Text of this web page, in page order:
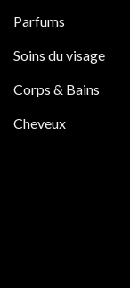
Parfums
Soins du visage
Corps & Bains
Cheveux